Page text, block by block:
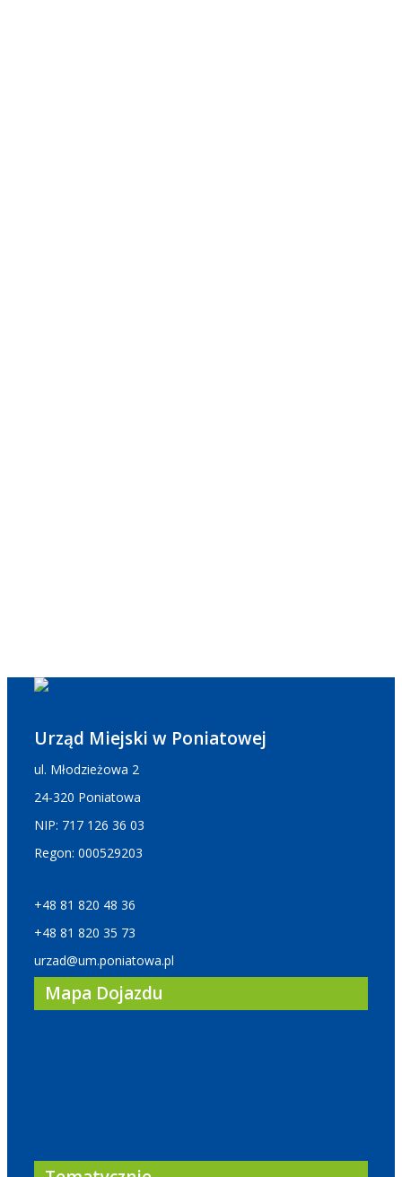
Urząd Miejski w Poniatowej
ul. Młodzieżowa 2
24-320 Poniatowa
NIP: 717 126 36 03
Regon: 000529203
+48 81 820 48 36
+48 81 820 35 73
urzad@um.poniatowa.pl
Mapa Dojazdu